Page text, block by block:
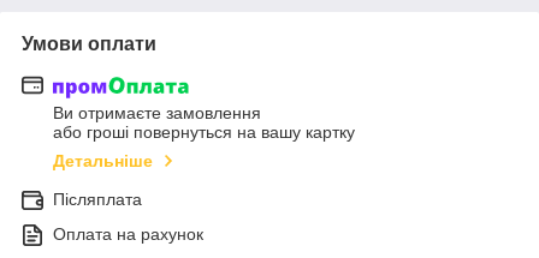
Умови оплати
Ви отримаєте замовлення
або гроші повернуться на вашу картку
Детальніше
Післяплата
Оплата на рахунок